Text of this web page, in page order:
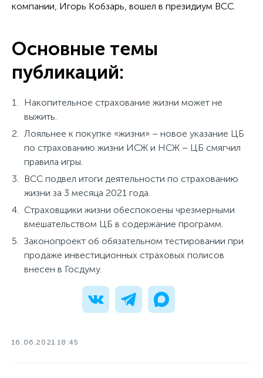
компании, Игорь Кобзарь, вошел в президиум ВСС.
Основные темы
публикаций:
Накопительное страхование жизни может не
выжить.
Лояльнее к покупке «жизни» – новое указание ЦБ
по страхованию жизни ИСЖ и НСЖ – ЦБ смягчил
правила игры.
ВСС подвел итоги деятельности по страхованию
жизни за 3 месяца 2021 года.
Страховщики жизни обеспокоены чрезмерными
вмешательством ЦБ в содержание программ.
Законопроект об обязательном тестировании при
продаже инвестиционных страховых полисов
внесен в Госдуму.
16.06.2021 18:45